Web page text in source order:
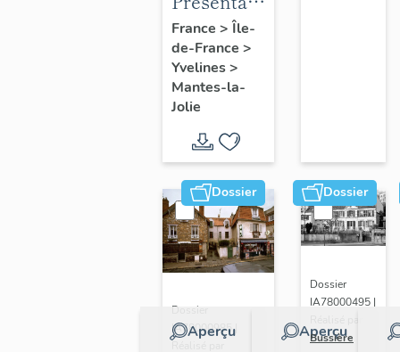
de l'étude
France > Île-
de-France >
Yvelines>
Mantes-la-
Jolie
Dossier
Aperçu
Dossier
IA78000985 |
Dossier
Aperçu
Dossier
IA78000495 |
Bussière